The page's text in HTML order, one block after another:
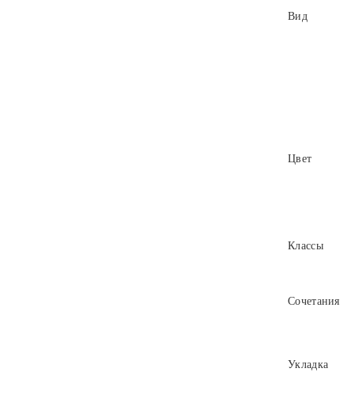
Вид
Цвет
Классы
Сочетания
Укладка